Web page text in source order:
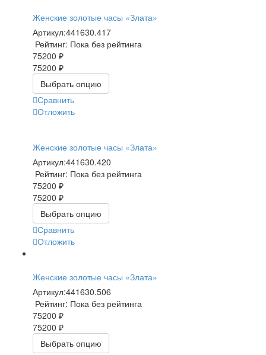
Женские золотые часы «Злата»
Артикул:441630.417
Рейтинг: Пока без рейтинга
75200 ₽
75200 ₽
Выбрать опцию
Сравнить
Отложить
Женские золотые часы «Злата»
Артикул:441630.420
Рейтинг: Пока без рейтинга
75200 ₽
75200 ₽
Выбрать опцию
Сравнить
Отложить
Женские золотые часы «Злата»
Артикул:441630.506
Рейтинг: Пока без рейтинга
75200 ₽
75200 ₽
Выбрать опцию